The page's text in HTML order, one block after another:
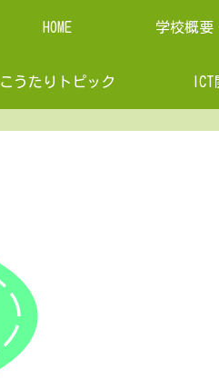
HOME 学校概要
こうたりトピック